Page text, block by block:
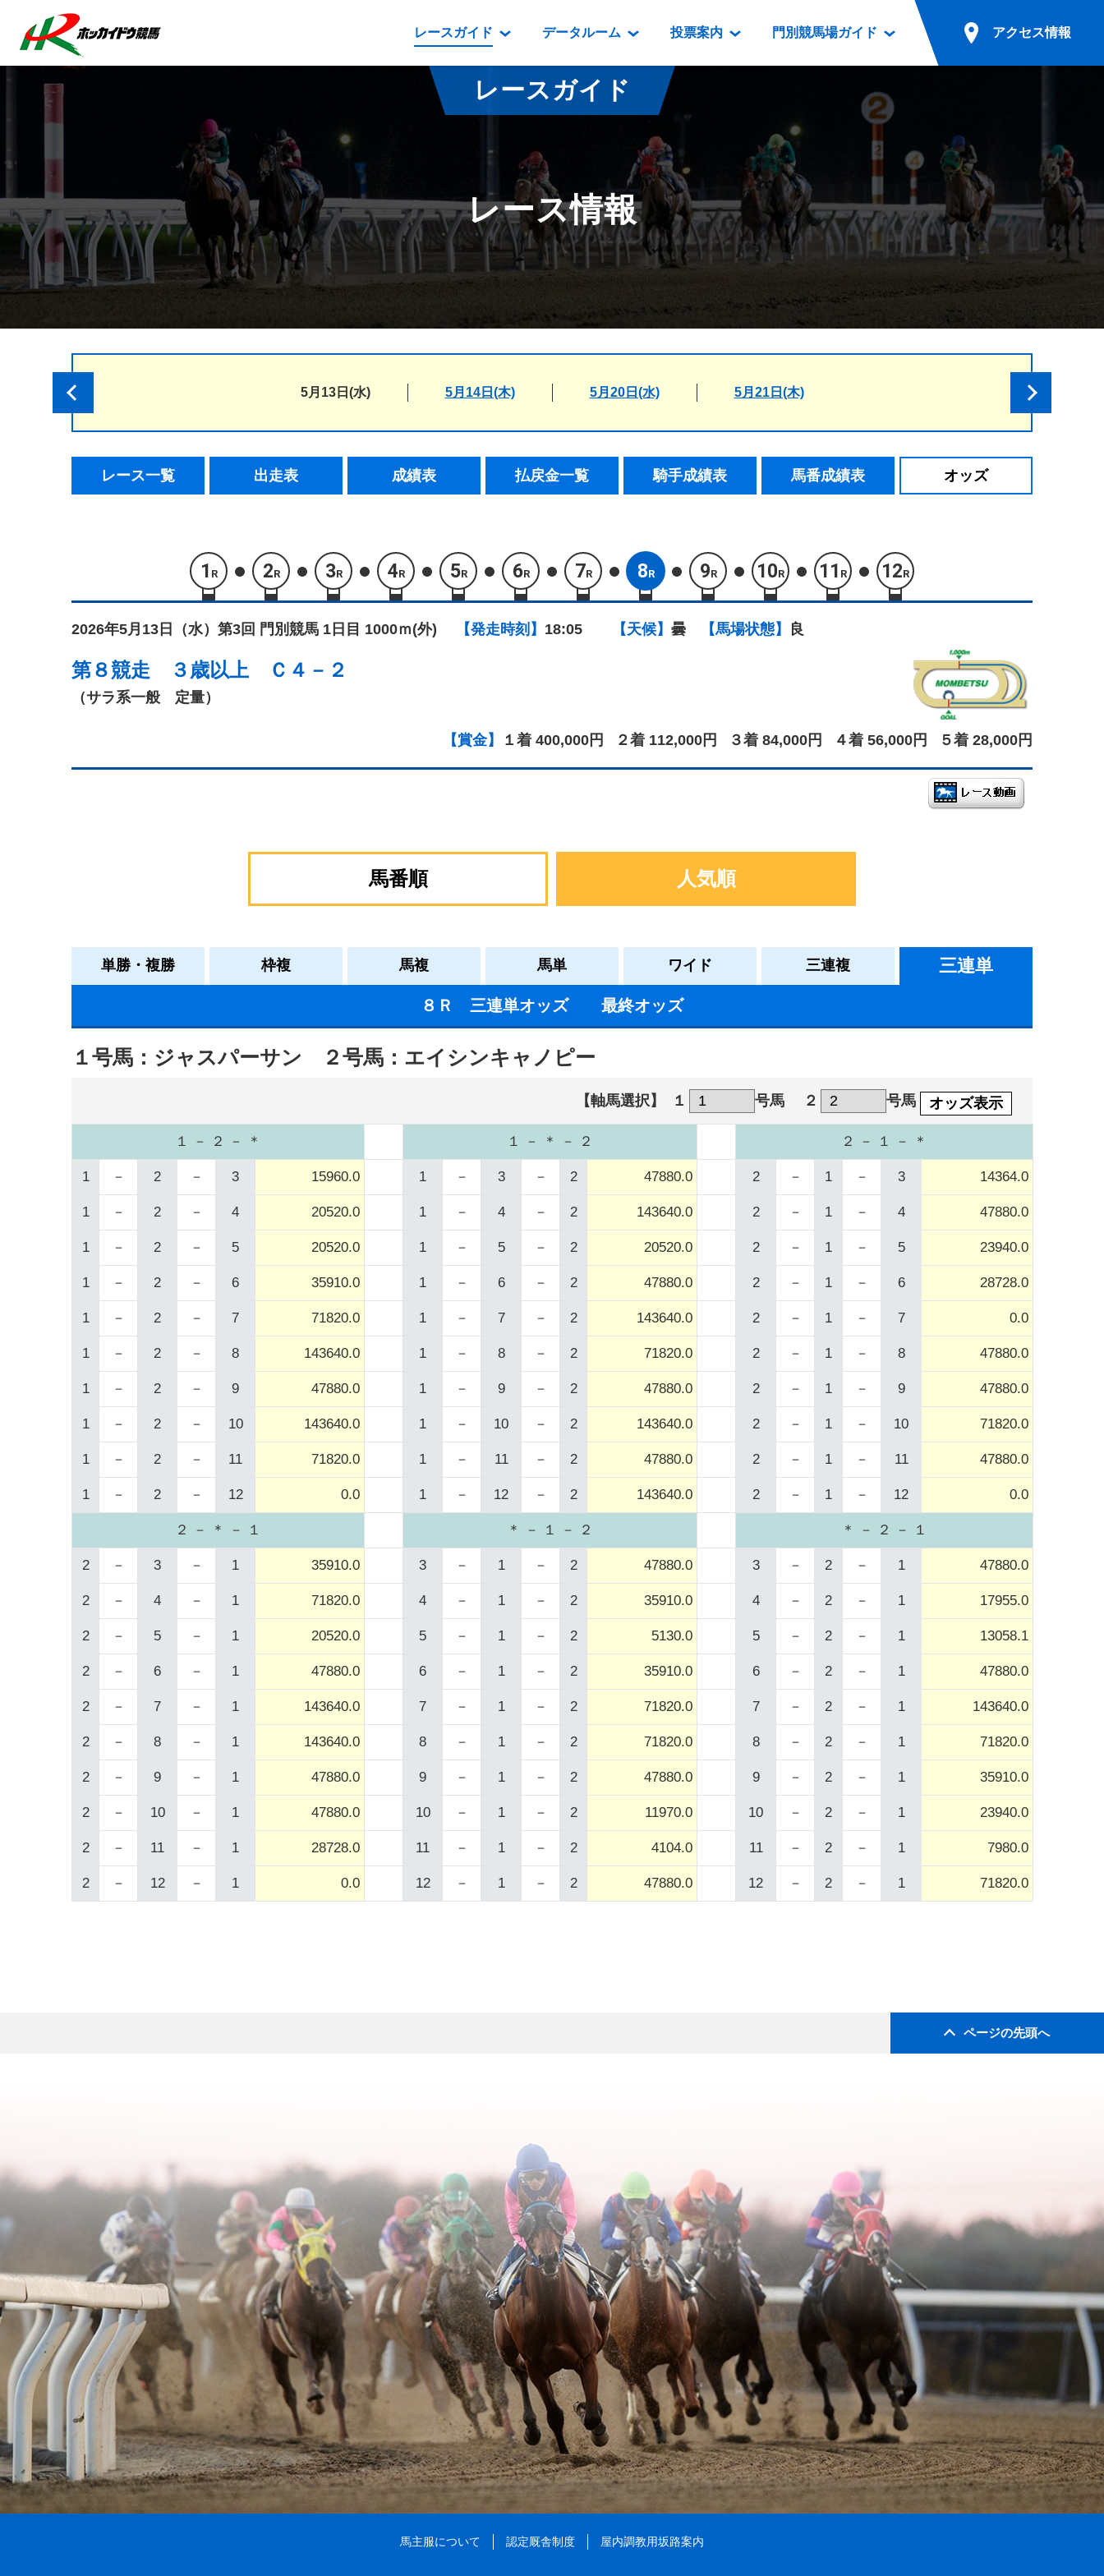
レースガイド
レース情報
払戻金一覧
騎手成績表
馬番成績表
オッズ
番組・級別表ダウンロード
開催カレンダー
重賞競走体系図
スタリオンシリーズ競走
道内の発売情報(PDF)
データルーム
データルーム
騎手・調教師紹介
坂路調教映像
遠征馬情報
番組編成要領
映像コンテンツ
重賞競走VTR
重賞競走参考VTR
レースダイジェスト
新馬ダイジェスト
投票案内
電話・インターネット投票
場外発売所
実況・テレホンサービス
発売・払戻
門別競馬場ガイド
門別競馬場情報
門別競馬場グルメ
とねっこジンギスカン
いずみ食堂
ルンビニフードカフェ
勝馬屋
アクセス情報
無料送迎バスでのご来場
公共の交通機関でのご来場
レースガイド
レース情報
5月13日(水) 5月14日(木) 5月20日(水) 5月21日(木)
レース一覧 出走表 成績表 払戻金一覧 騎手成績表 馬番成績表 オッズ
1 R 2R 3R 4R 5R 6R 7R 8R 9R 10R 11 R 12R
2026年5月13日（水） 第3回 門別競馬 1日目 1000ｍ(外) 【発走時刻】 18:05 【天候】 曇 【馬場状態】 良
第８競走 ３歳以上 Ｃ４－２
（サラ系一般 定量）
【賞金】 １着 400,000円 ２着 112,000円 ３着 84,000円 ４着 56,000円 ５着 28,000円
馬番順 人気順
単勝・複勝 枠複 馬複 馬単 ワイド 三連複 三連単
８Ｒ 三連単オッズ 最終オッズ
１号馬：ジャスパーサン ２号馬：エイシンキャノピー
【軸馬選択】 １ 号馬 ２ 号馬 オッズ表示
１ － ２ － ＊ １ － ＊ － ２ ２ － １ － ＊
1 － 2 － 3 15960.0 1 － 3 － 2 47880.0 2 － 1 － 3 14364.0
1 － 2 － 4 20520.0 1 － 4 － 2 143640.0 2 － 1 － 4 47880.0
1 － 2 － 5 20520.0 1 － 5 － 2 20520.0 2 － 1 － 5 23940.0
1 － 2 － 6 35910.0 1 － 6 － 2 47880.0 2 － 1 － 6 28728.0
1 － 2 － 7 71820.0 1 － 7 － 2 143640.0 2 － 1 － 7 0.0
1 － 2 － 8 143640.0 1 － 8 － 2 71820.0 2 － 1 － 8 47880.0
1 － 2 － 9 47880.0 1 － 9 － 2 47880.0 2 － 1 － 9 47880.0
1 － 2 － 10 143640.0 1 － 10 － 2 143640.0 2 － 1 － 10 71820.0
1 － 2 － 11 71820.0 1 － 11 － 2 47880.0 2 － 1 － 11 47880.0
1 － 2 － 12 0.0 1 － 12 － 2 143640.0 2 － 1 － 12 0.0
２ － ＊ － １ ＊ － １ － ２ ＊ － ２ － １
2 － 3 － 1 35910.0 3 － 1 － 2 47880.0 3 － 2 － 1 47880.0
2 － 4 － 1 71820.0 4 － 1 － 2 35910.0 4 － 2 － 1 17955.0
2 － 5 － 1 20520.0 5 － 1 － 2 5130.0 5 － 2 － 1 13058.1
2 － 6 － 1 47880.0 6 － 1 － 2 35910.0 6 － 2 － 1 47880.0
2 － 7 － 1 143640.0 7 － 1 － 2 71820.0 7 － 2 － 1 143640.0
2 － 8 － 1 143640.0 8 － 1 － 2 71820.0 8 － 2 － 1 71820.0
2 － 9 － 1 47880.0 9 － 1 － 2 47880.0 9 － 2 － 1 35910.0
2 － 10 － 1 47880.0 10 － 1 － 2 11970.0 10 － 2 － 1 23940.0
2 － 11 － 1 28728.0 11 － 1 － 2 4104.0 11 － 2 － 1 7980.0
2 － 12 － 1 0.0 12 － 1 － 2 47880.0 12 － 2 － 1 71820.0
ページの先頭へ
馬主服について 認定厩舎制度 屋内調教用坂路案内